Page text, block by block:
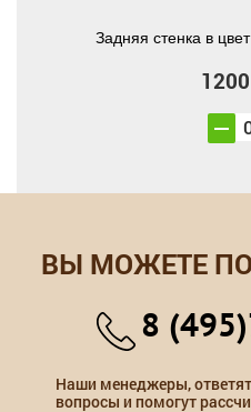
Задняя стенка в
ВЫ МОЖЕТЕ
8
Наши менеджеры,
вопросы и помогут